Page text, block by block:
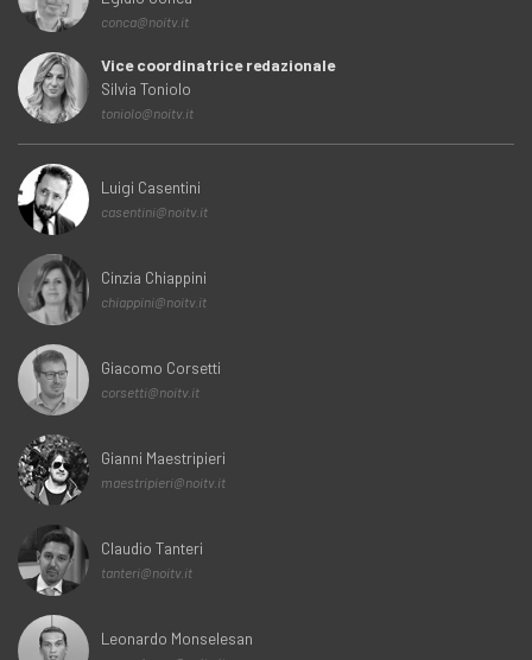
conca@noitv.it
Vice coordinatrice redazionale
Silvia Toniolo
toniolo@noitv.it
Luigi Casentini
casentini@noitv.it
Cinzia Chiappini
chiappini@noitv.it
Giacomo Corsetti
corsetti@noitv.it
Gianni Maestripieri
maestripieri@noitv.it
Claudio Tanteri
tanteri@noitv.it
Leonardo Monselesan